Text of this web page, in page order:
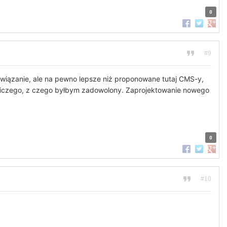
0
Udostępnij na
#9
ale na pewno lepsze niż proponowane tutaj CMS-y,
z czego byłbym zadowolony. Zaprojektowanie nowego
0
Udostępnij na
#10